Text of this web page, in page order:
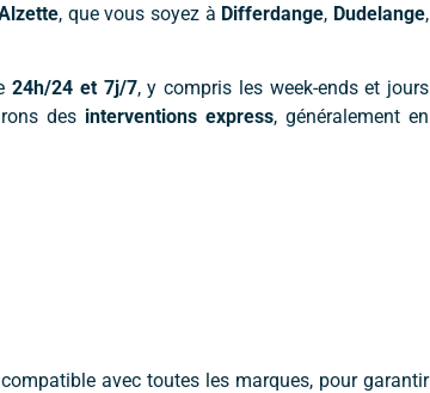
, que vous soyez à Differdange, Dudelange,
24h/24 et 7j/7, y compris les week-ends et jours
des interventions express, généralement en
avec toutes les marques, pour garantir